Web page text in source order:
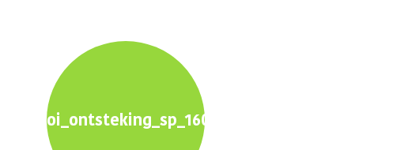
oi_ontsteking_sp_1600x900px2